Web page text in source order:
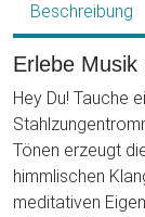
Beschreibung
Erlebe Musik
Hey Du! Tauche
Tönen erzeugt
himmlischen
meditativen